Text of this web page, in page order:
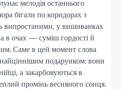
мелодія останнього
бігали по коридорах з
випростаними, у вишиванках
в очах — суміш гордості й
Саме в цей момент слова
подарунком: вони
а закарбовуються в
промінь весняного сонця.